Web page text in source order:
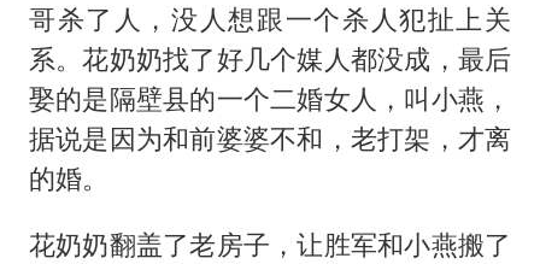
哥杀了人，没人想跟一个杀人犯扯上关
系。花奶奶找了好几个媒人都没成，最后
娶的是隔壁县的一个二婚女人，叫小燕，
据说是因为和前婆婆不和，老打架，才离
的婚。
花奶奶翻盖了老房子，让胜军和小燕搬了